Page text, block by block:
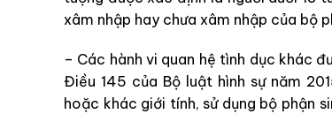
xâm nhập hay chưa xâm nhập của bộ
– Các hành vi quan hệ tình dục khác
Điều 145 của Bộ luật hình sự năm
hoặc khác giới tính, sử dụng bộ phận